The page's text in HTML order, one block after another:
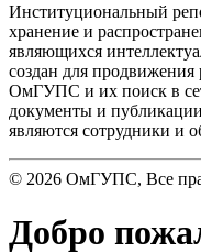
Институциональный
хранение и
являющихся
создан для продвижения
ОмГУПС и их поиск в
документы и
являются сотрудники
© 2026 ОмГУПС, Все
Добро